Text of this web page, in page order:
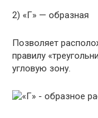
2) «Г» — образная
Позволяет
правилу
угловую зону.